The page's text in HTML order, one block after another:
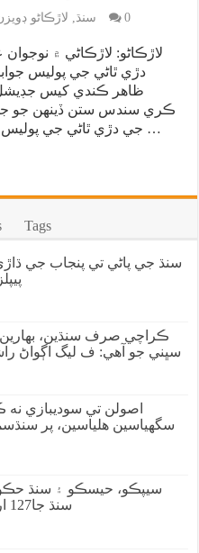
سنڌ, لاڙڪاڻو 0
لاڙڪاڻو: لاڙڪاڻي ۾
دڙي ٿاڻي جي پوليس
ظاهر ڪندي کيس
ڪري سندس ستن ڏينهن جو
جي دڙي ٿاڻي جي پوليس نيٺ نوجوان علي حيدر جي مبينا …
Tags
سنڌ جي پاڻي تي پنجاب جي
ڪراچي صرف سنڌين، بهارين
سڀني جو آهي: ف ليگ اڳواڻ
سگهياسين هلياسين، پر
سيپڪو، حيسڪو ۽ سنڌ
سنڌ جا127 ارب رپيا ٻڏي ويا؟